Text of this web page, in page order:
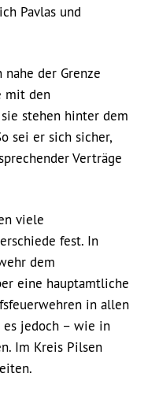
Pavlas und
der Grenze
mit den
stehen hinter dem
sei er sich sicher,
Verträge
viele
fest. In
dem
eine hauptamtliche
in allen
es jedoch – wie in
Im Kreis Pilsen